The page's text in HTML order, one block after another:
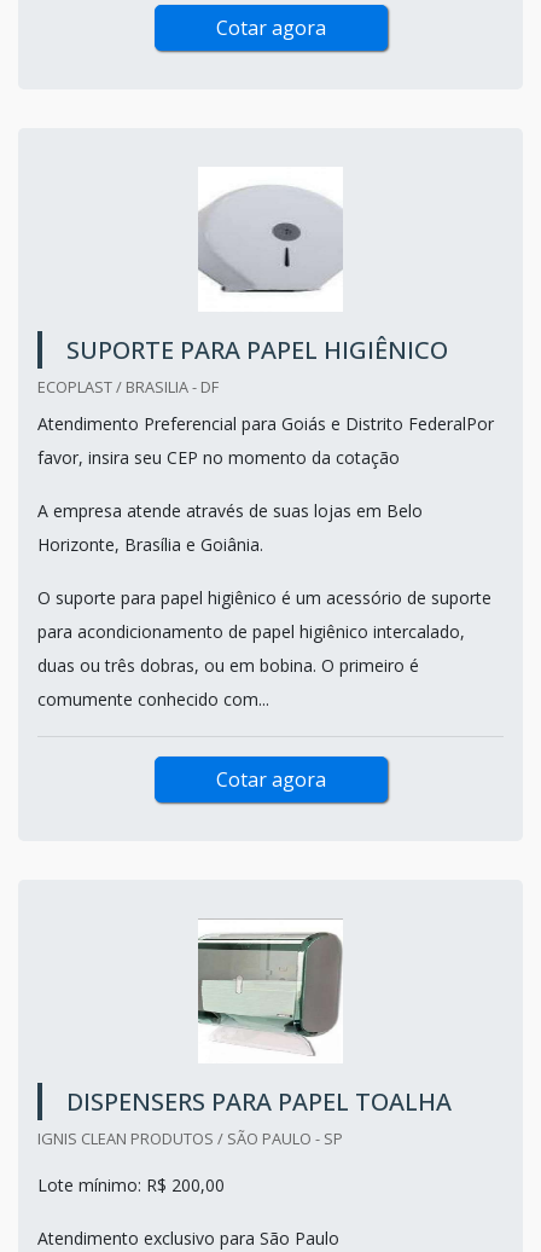
Cotar agora
SUPORTE PARA PAPEL HIGIÊNICO
ECOPLAST / BRASILIA - DF
Atendimento Preferencial para Goiás e Distrito FederalPor
favor, insira seu CEP no momento da cotação
A empresa atende através de suas lojas em Belo
Horizonte, Brasília e Goiânia.
O suporte para papel higiênico é um acessório de suporte
para acondicionamento de papel higiênico intercalado,
duas ou três dobras, ou em bobina. O primeiro é
comumente conhecido com...
Cotar agora
DISPENSERS PARA PAPEL TOALHA
IGNIS CLEAN PRODUTOS / SÃO PAULO - SP
Lote mínimo: R$ 200,00
Atendimento exclusivo para São Paulo